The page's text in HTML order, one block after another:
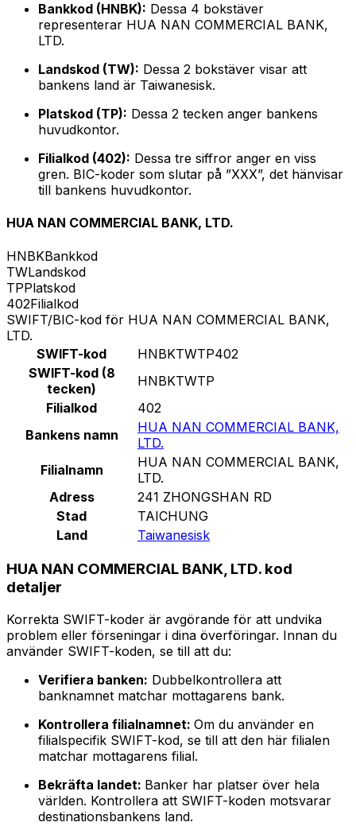
Bankkod (HNBK): Dessa 4 bokstäver
representerar HUA NAN COMMERCIAL BANK,
LTD.
Landskod (TW): Dessa 2 bokstäver visar att
bankens land är Taiwanesisk.
Platskod (TP): Dessa 2 tecken anger bankens
huvudkontor.
Filialkod (402): Dessa tre siffror anger en viss
gren. BIC-koder som slutar på ”XXX”, det hänvisar
till bankens huvudkontor.
HUA NAN COMMERCIAL BANK, LTD.
HNBKBankkod
TWLandskod
TPPlatskod
402Filialkod
SWIFT/BIC-kod för HUA NAN COMMERCIAL BANK,
LTD.
SWIFT-kod
HNBKTWTP402
SWIFT-kod (8
tecken)
HNBKTWTP
Filialkod
402
Bankens namn
HUA NAN COMMERCIAL BANK,
LTD.
Filialnamn
HUA NAN COMMERCIAL BANK,
LTD.
Adress
241 ZHONGSHAN RD
Stad
TAICHUNG
Land
Taiwanesisk
HUA NAN COMMERCIAL BANK, LTD. kod
detaljer
Korrekta SWIFT-koder är avgörande för att undvika
problem eller förseningar i dina överföringar. Innan du
använder SWIFT-koden, se till att du:
Verifiera banken: Dubbelkontrollera att
banknamnet matchar mottagarens bank.
Kontrollera filialnamnet: Om du använder en
filialspecifik SWIFT-kod, se till att den här filialen
matchar mottagarens filial.
Bekräfta landet: Banker har platser över hela
världen. Kontrollera att SWIFT-koden motsvarar
destinationsbankens land.